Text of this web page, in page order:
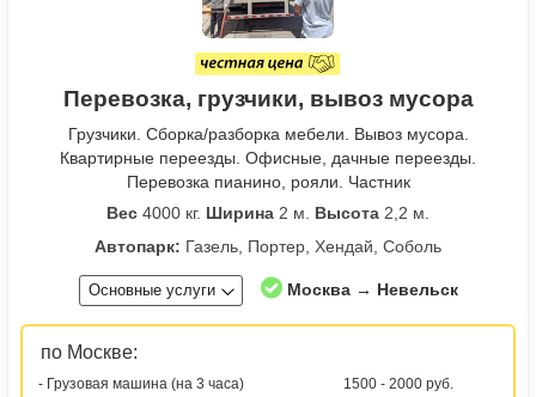
Перевозка, грузчики, вывоз мусора
Грузчики. Сборка/разборка мебели. Вывоз мусора.
Квартирные переезды. Офисные, дачные переезды.
Перевозка пианино, рояли. Частник
Вес 4000 кг. Ширина 2 м. Высота 2,2 м.
Автопарк: Газель, Портер, Хендай, Соболь
Основные услуги Москва → Невельск
по Москве:
- Грузовая машина (на 3 часа)
1500 - 2000 руб.